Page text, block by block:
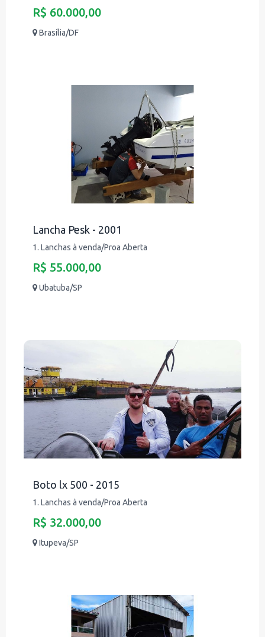
R$ 60.000,00
Brasília/DF
Lancha Pesk - 2001
1. Lanchas à venda/Proa Aberta
R$ 55.000,00
Ubatuba/SP
Boto lx 500 - 2015
1. Lanchas à venda/Proa Aberta
R$ 32.000,00
Itupeva/SP